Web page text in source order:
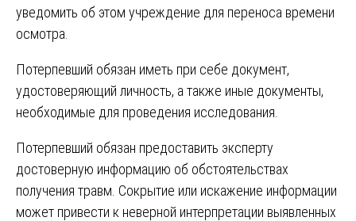
уведомить об этом учреждение для переноса времени
осмотра.
Потерпевший обязан иметь при себе документ,
удостоверяющий личность, а также иные документы,
необходимые для проведения исследования.
Потерпевший обязан предоставить эксперту
достоверную информацию об обстоятельствах
получения травм. Сокрытие или искажение информации
может привести к неверной интерпретации выявленных